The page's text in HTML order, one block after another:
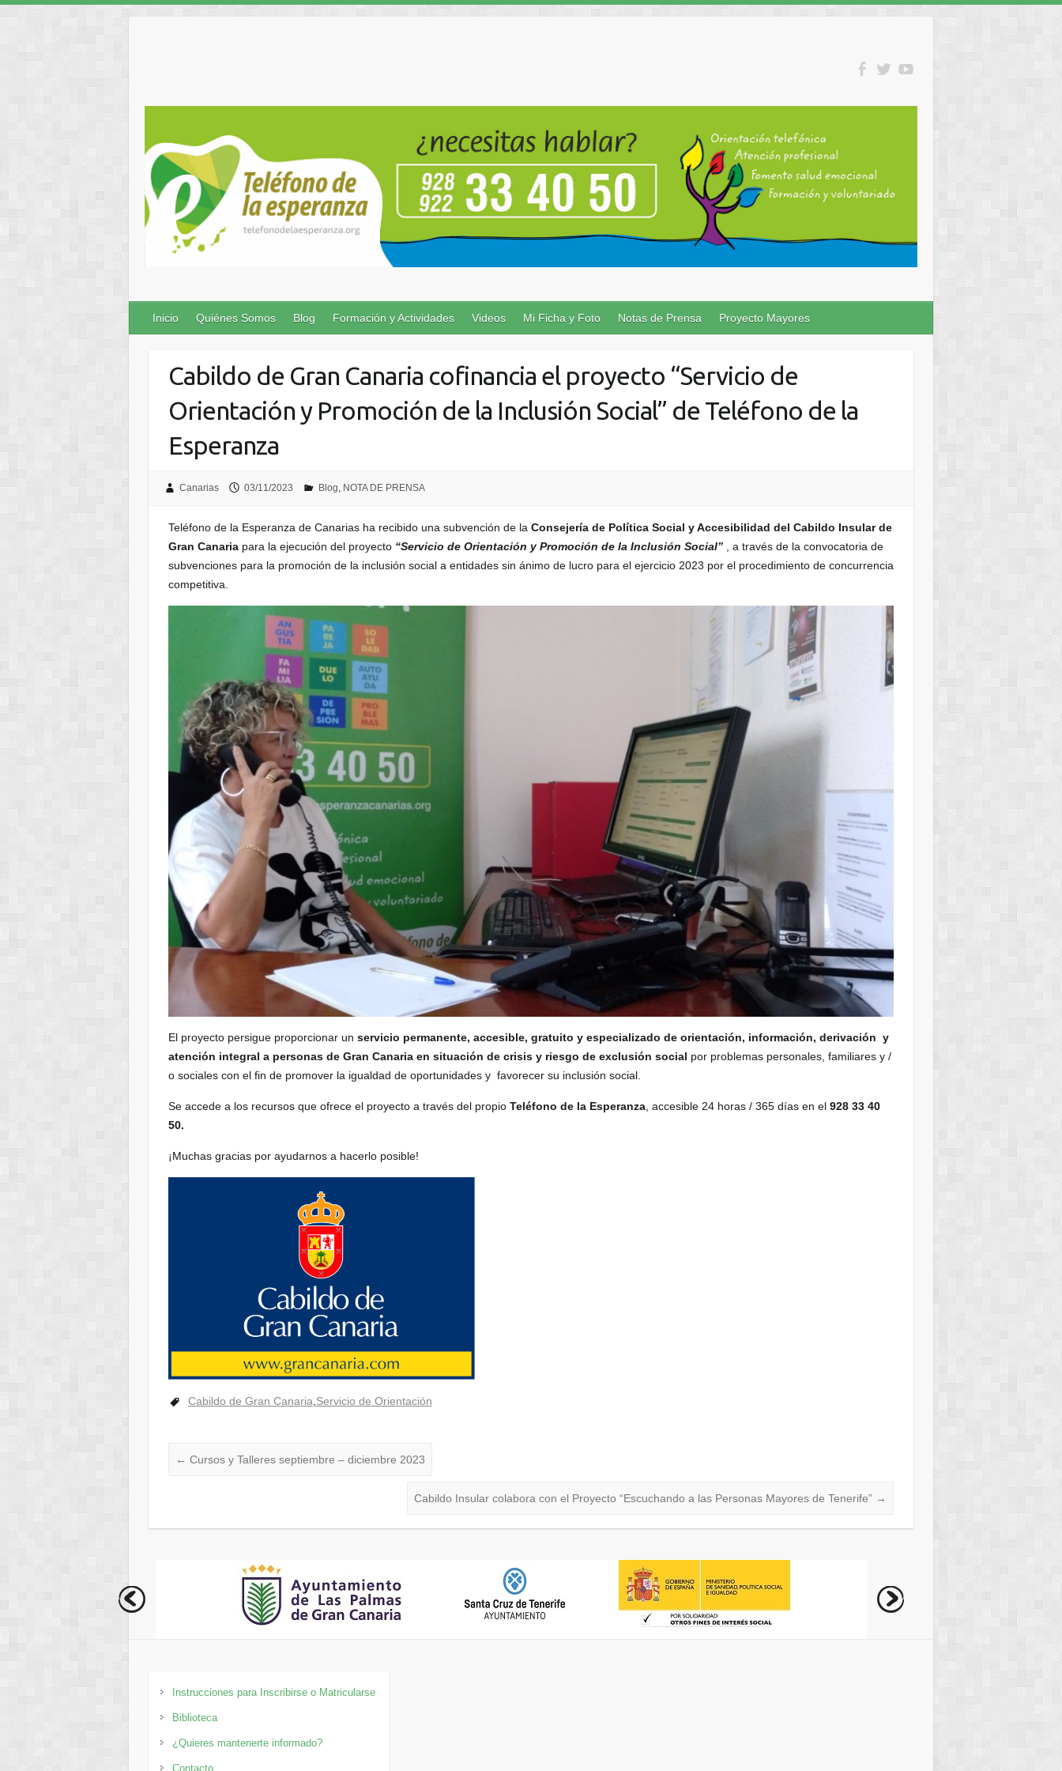
Inicio Quiénes Somos Blog Formación y Actividades Videos Mi Ficha y Foto Notas de Prensa Proyecto Mayores
Cabildo de Gran Canaria cofinancia el proyecto “Servicio de
Orientación y Promoción de la Inclusión Social” de Teléfono de la
Esperanza
Canarias 03/11/2023 Blog, NOTA DE PRENSA
Teléfono de la Esperanza de Canarias ha recibido una subvención de la Consejería de Política Social y Accesibilidad del Cabildo Insular de
Gran Canariapara la ejecución del proyecto “Servicio de Orientación y Promoción de la Inclusión Social”
, a través de la convocatoria de
subvenciones para la promoción de la inclusión social a entidades sin ánimo de lucro para el ejercicio 2023 por el procedimiento de concurrencia
competitiva.
El proyecto persigue proporcionar un servicio permanente, accesible, gratuito y especializado de orientación, información, derivación y
atención integral a personas de Gran Canaria en situación de crisis y riesgo de exclusión social por problemas personales, familiares y /
o sociales con el fin de promover la igualdad de oportunidades y favorecer su inclusión social.
Se accede a los recursos que ofrece el proyecto a través del propio Teléfono de la Esperanza, accesible 24 horas / 365 días en el 928 33 40
50.
¡Muchas gracias por ayudarnos a hacerlo posible!
Cabildo de Gran Canaria Servicio de Orientación
← Cursos y Talleres septiembre – diciembre 2023
Cabildo Insular colabora con el Proyecto “Escuchando a las Personas Mayores de Tenerife” →
Instrucciones para Inscribirse o Matricularse
Biblioteca
¿Quieres mantenerte informado?
Contacto